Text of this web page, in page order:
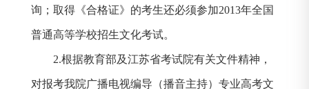
询；取得《合格证》的考生还必须参加2013年全国
普通高等学校招生文化考试。
2.根据教育部及江苏省考试院有关文件精神，
对报考我院广播电视编导（播音主持）专业高考文